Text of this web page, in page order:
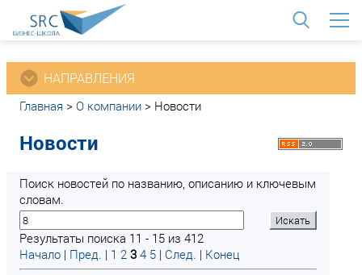
НАПРАВЛЕНИЯ
Главная > О компании > Новости
Новости
Поиск новостей по названию, описанию и ключевым
словам.
Результаты поиска 11 - 15 из 412
Начало | Пред. | 1 2 3 4 5 | След. | Конец